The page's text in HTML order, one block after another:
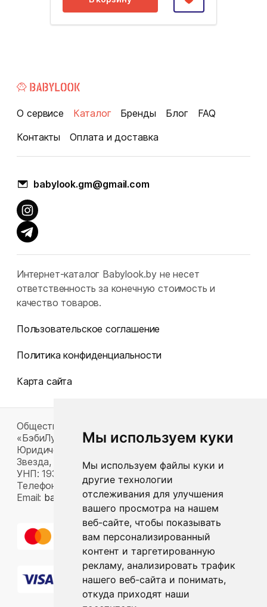
Мы используем куки
Мы используем файлы куки и
другие технологии
отслеживания для улучшения
вашего просмотра на нашем
веб-сайте, чтобы показывать
вам персонализированный
контент и таргетированную
рекламу, анализировать трафик
нашего веб-сайта и понимать,
откуда приходят наши
О сервисе Каталог Бренды Блог
FAQ
Контакты
Оплата и доставка
babylook.gm@gmail.com
Интернет-каталог Babylook.by не несет
ответственность за конечную стоимость и
качество товаров.
Пользовательское соглашение
Политика конфиденциальности
Карта сайта
Общество с ограниченной ответственностью
«БэбиЛук»
Юридический адрес: 220117, г. Минск, пр-т Газеты
Звезда, д. 16, пом. 52
УНП: 193815124
Телефон:
+375 33 392 66 63
Email: babylook.gm@gmail.com .